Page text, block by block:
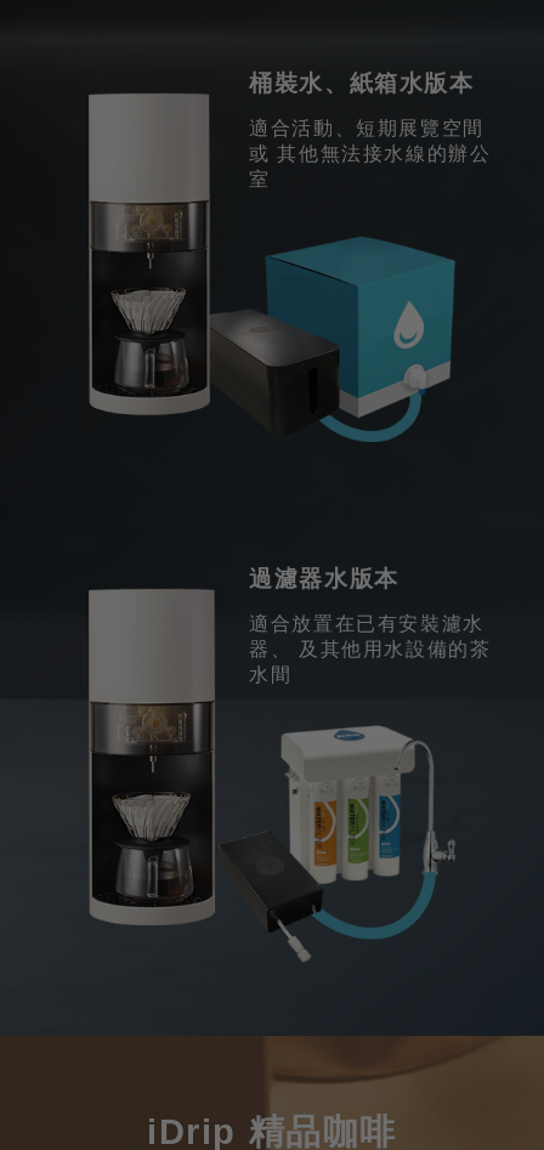
桶裝水、紙箱水版本
適合活動、短期展覽空間
或 其他無法接水線的辦公
室
過濾器水版本
適合放置在已有安裝濾水
器、 及其他用水設備的茶
水間
iDrip 精品咖啡